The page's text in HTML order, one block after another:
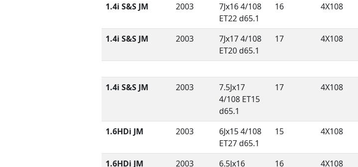
1.4i S&S JM 2003
7Jx16 4/108
ET22 d65.1
16 4X108
1.4i S&S JM 2003
7Jx17 4/108
ET20 d65.1
17 4X108
1.4i S&S JM 2003
7.5Jx17
4/108 ET15
d65.1
17 4X108
1.6HDi JM 2003
6Jx15 4/108
ET27 d65.1
15 4X108
1.6HDi JM 2003
6.5Jx16
16 4X108